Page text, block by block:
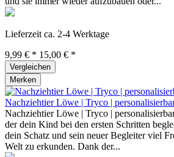
Lieferzeit ca. 2-4 Werktage
9,99 € * 15,00 € *
Vergleichen
Merken
Nachziehtier Löwe | Tryco |
Nachziehtier Löwe | Tryco |
der dein Kind bei den ersten Schritten
dein Schatz und sein neuer Begleiter viel
Welt zu erkunden. Dank der...